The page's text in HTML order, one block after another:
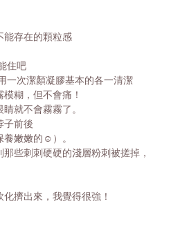
能存在的顆粒感
住吧
一次潔顏凝膠基本的各一清潔
糊，但不會痛！
就不會霧霧了。
子前後
養嫩嫩的☺️）。
些刺刺硬硬的淺層粉刺被搓掉，
擠出來，我覺得很強！